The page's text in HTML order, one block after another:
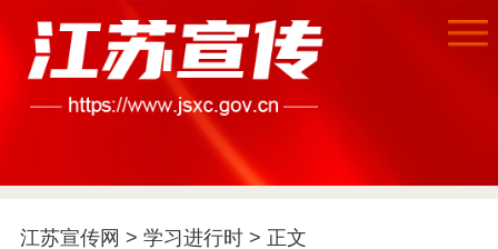
首页
江苏宣传网 > 学习进行时> 正文